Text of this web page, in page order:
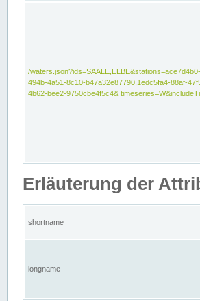
/
494b-4a51-8c10-b47a32e87790,1edc5fa4-88af-
4b62-bee2-9750cbe4f5c4&
Erläuterung der
shortname
longname